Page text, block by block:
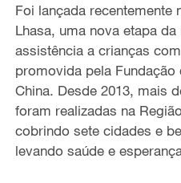
l
a
y
V
i
Foi lançada recentemente
Lhasa, uma nova etapa
assistência a crianças
promovida pela Fundação
China. Desde 2013, mais
foram realizadas na
cobrindo sete cidades e
levando saúde e